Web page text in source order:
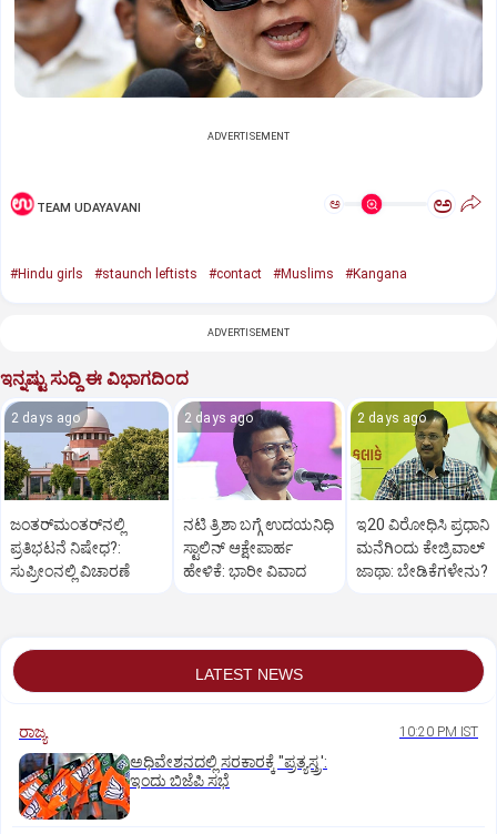
ADVERTISEMENT
TEAM UDAYAVANI ಅ ಅ
#Hindu girls #staunch leftists #contact #Muslims #Kangana
ADVERTISEMENT
ಇನ್ನಷ್ಟು ಸುದ್ದಿ ಈ ವಿಭಾಗದಿಂದ
2 days ago
ಜಂತರ್‌ಮಂತರ್‌ನಲ್ಲಿ
ಪ್ರತಿಭಟನೆ ನಿಷೇಧ?:
ಸುಪ್ರೀಂನಲ್ಲಿ ವಿಚಾರಣೆ
2 days ago
ನಟಿ ತ್ರಿಶಾ ಬಗ್ಗೆ ಉದಯನಿಧಿ
ಸ್ಟಾಲಿನ್‌ ಆಕ್ಷೇಪಾರ್ಹ
ಹೇಳಿಕೆ: ಭಾರೀ ವಿವಾದ
2 days ago
ಇ20 ವಿರೋಧಿಸಿ ಪ್ರಧಾನಿ
ಮನೆಗಿಂದು ಕೇಜ್ರಿವಾಲ್‌
ಜಾಥಾ: ಬೇಡಿಕೆಗಳೇನು?
LATEST NEWS
ರಾಜ್ಯ 10:20 PM IST
ಅಧಿವೇಶನದಲ್ಲಿ ಸರಕಾರಕ್ಕೆ "ಪ್ರತ್ಯಸ್ತ್ರ':
ಇಂದು ಬಿಜೆಪಿ ಸಭೆ